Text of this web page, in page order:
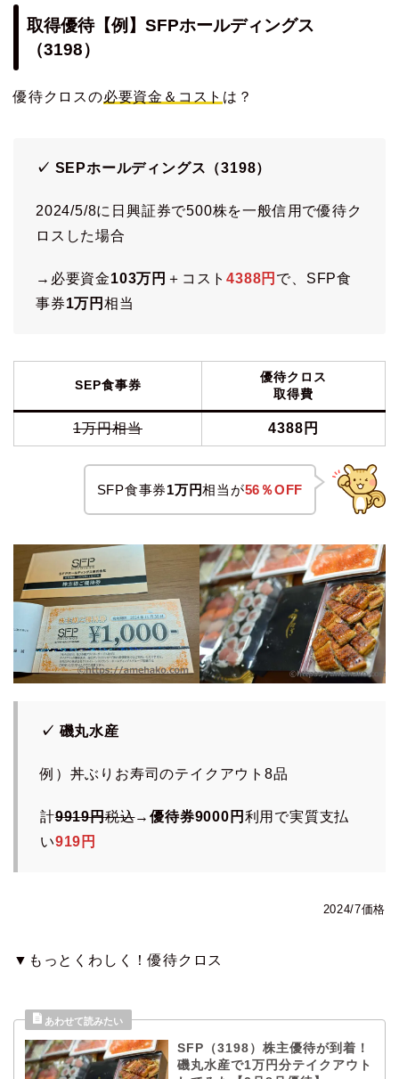
取得優待【例】SFPホールディングス
（3198）
優待クロスの必要資金＆コスト は？
✓ SEPホールディングス （3198）
2024/5/8に日興証券で500株を一般信用で優待ク
ロスした場合
→必要資金103万円 ＋コスト4388円 で、SFP食
事券1万円相当
SEP食事券
優待クロス
取得費
1万円相当 4388円
SFP食事券1万円相当が56％OFF
✓ 磯丸水産
例）丼ぶりお寿司のテイクアウト8品
計9919円税込→優待券9000円 利用で実質支払
い919円
2024/7価格
▼もっとくわしく！優待クロス
SFP（3198）株主優待が到着！
磯丸水産で1万円分テイクアウト